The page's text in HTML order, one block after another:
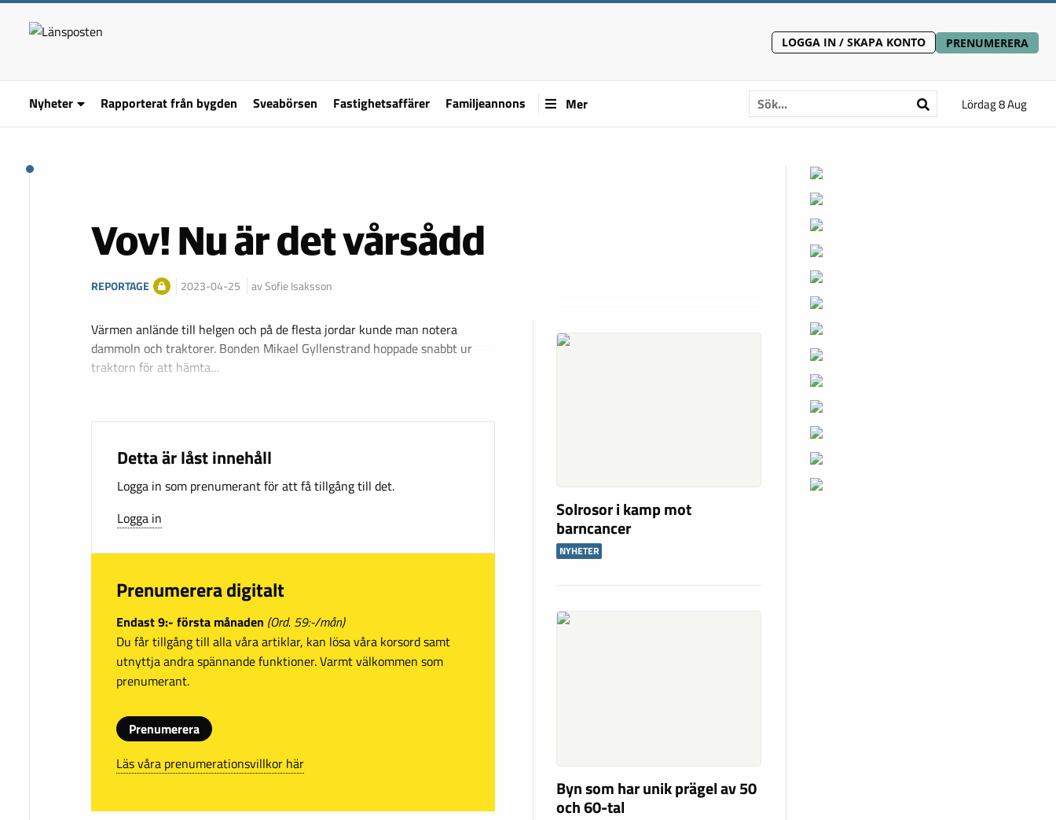
LOGGA IN / SKAPA KONTO PRENUMERERA
Nyheter Rapporterat från bygden Sveabörsen Fastighetsaffärer Familjeannons Mer Lördag 8 Aug
Vov! Nu är det vårsådd
REPORTAGE 2023-04-25 av Sofie Isaksson
Värmen anlände till helgen och på de flesta jordar kunde man notera
dammoln och traktorer. Bonden Mikael Gyllenstrand hoppade snabbt ur
traktorn för att hämta…
Detta är låst innehåll
Logga in som prenumerant för att få tillgång till det.
Logga in
Prenumerera digitalt
Endast 9:- första månaden (Ord. 59:-/mån)
Du får tillgång till alla våra artiklar, kan lösa våra korsord samt
utnyttja andra spännande funktioner. Varmt välkommen som
prenumerant.
Prenumerera
Läs våra prenumerationsvillkor här
Solrosor i kamp mot
barncancer
NYHETER
Byn som har unik prägel av 50
och 60-tal